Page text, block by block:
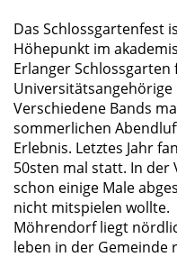
Das Schlossgartenfest
Höhepunkt im
Erlanger
Verschiedene Bands
sommerlichen
Erlebnis. Letztes Jahr
50sten mal statt. In der
schon einige Male
nicht mitspielen wollte.
Möhrendorf liegt
leben in der Gemeinde